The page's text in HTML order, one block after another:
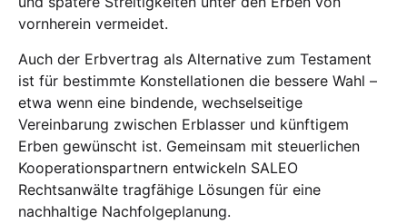
vornherein vermeidet.
Auch der Erbvertrag als Alternative zum Testament
ist für bestimmte Konstellationen die bessere Wahl –
etwa wenn eine bindende, wechselseitige
Vereinbarung zwischen Erblasser und künftigem
Erben gewünscht ist. Gemeinsam mit steuerlichen
Kooperationspartnern entwickeln SALEO
Rechtsanwälte tragfähige Lösungen für eine
nachhaltige Nachfolgeplanung.